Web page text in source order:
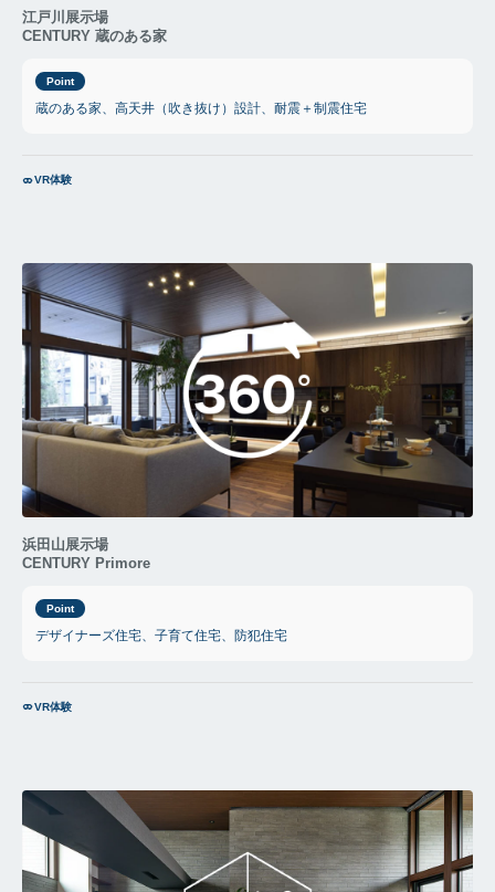
江戸川展示場
CENTURY 蔵のある家
Point
蔵のある家、高天井（吹き抜け）設計、耐震＋制震住宅
VR体験
浜田山展示場
CENTURY Primore
Point
デザイナーズ住宅、子育て住宅、防犯住宅
VR体験